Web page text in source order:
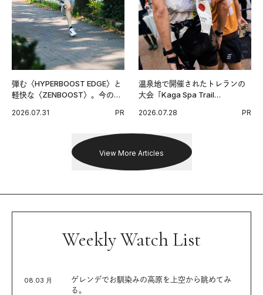
弾む〈HYPERBOOST EDGE〉と
軽快な〈ZENBOOST〉。今の時
出した新機軸。
2026.07.31 PR
温泉地で開催されたトレランの
大会「Kaga Spa Trail
戦を夢見るランナーたちの奮闘
2026.07.28 PR
View More Articles
Weekly Watch List
08.03 月
ゲレンデでお馴染みの高原を上空から眺めてみ
る。